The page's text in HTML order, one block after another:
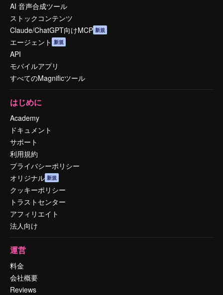
AI 音声合成ツール
ストックコンテンツ
Claude/ChatGPT向けMCP 新規
エージェント 新規
API
モバイルアプリ
すべてのMagnificツール
はじめに
Academy
ドキュメント
サポート
利用規約
プライバシーポリシー
オリジナル 新規
クッキーポリシー
トラストセンター
アフィリエイト
法人向け
運営
料金
会社概要
Reviews